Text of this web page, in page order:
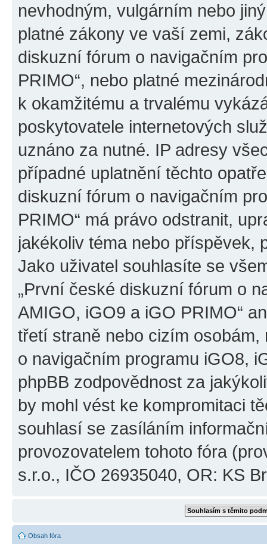
nevhodným, vulgárním nebo
platné zákony ve vaší zemi,
diskuzní fórum o navigačním
PRIMO“, nebo platné
k okamžitému a trvalému
poskytovatele internetových
uznáno za nutné. IP adresy
případné uplatnění těchto
diskuzní fórum o navigačním
PRIMO“ má právo odstranit,
jakékoliv téma nebo příspěvek,
Jako uživatel souhlasíte se
„První české diskuzní fórum o
AMIGO, iGO9 a iGO PRIMO“
třetí straně nebo cizím
o navigačním programu iGO8,
phpBB zodpovědnost za
by mohl vést ke kompromitaci
souhlasí se zasíláním
provozovatelem tohoto fóra
s.r.o., IČO 26935040, OR: KS
Obsah fóra